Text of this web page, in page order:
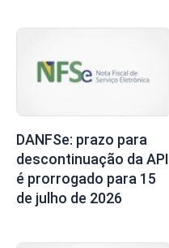
DANFSe: prazo para
descontinuação da API
é prorrogado para 15
de julho de 2026